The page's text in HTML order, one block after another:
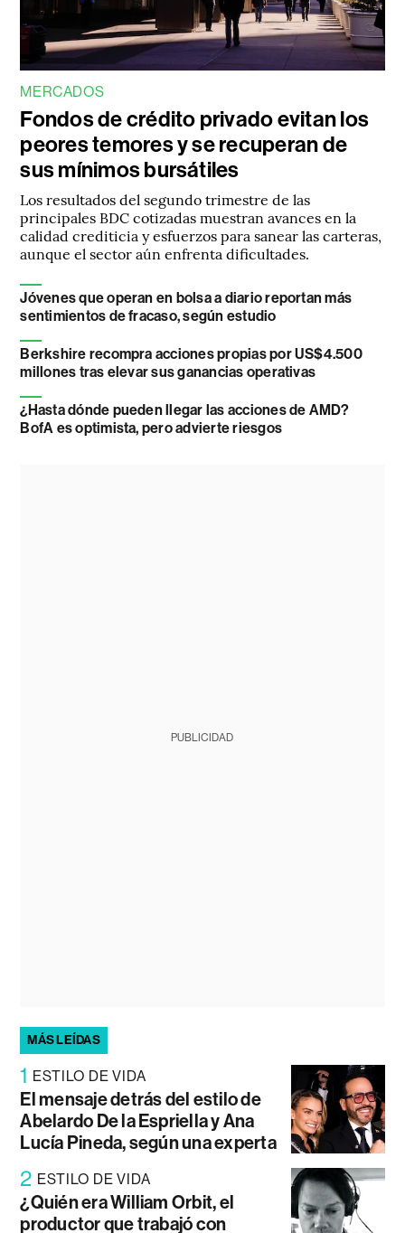
MERCADOS
Fondos de crédito privado evitan los
peores temores y se recuperan de
sus mínimos bursátiles
Los resultados del segundo trimestre de las
principales BDC cotizadas muestran avances en la
calidad crediticia y esfuerzos para sanear las carteras,
aunque el sector aún enfrenta dificultades.
Jóvenes que operan en bolsa a diario reportan más
sentimientos de fracaso, según estudio
Berkshire recompra acciones propias por US$4.500
millones tras elevar sus ganancias operativas
¿Hasta dónde pueden llegar las acciones de AMD?
BofA es optimista, pero advierte riesgos
PUBLICIDAD
MÁS LEÍDAS
1 ESTILO DE VIDA
El mensaje detrás del estilo de
Abelardo De la Espriella y Ana
Lucía Pineda, según una experta
2 ESTILO DE VIDA
¿Quién era William Orbit, el
productor que trabajó con